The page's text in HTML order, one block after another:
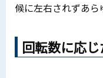
候に左右されずあら
回転数に応